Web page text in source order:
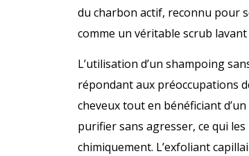
du charbon actif, reconnu pour
comme un véritable scrub
L’utilisation d’un shampoing
répondant aux préoccupations
cheveux tout en bénéficiant
purifier sans agresser, ce qui
chimiquement. L’exfoliant